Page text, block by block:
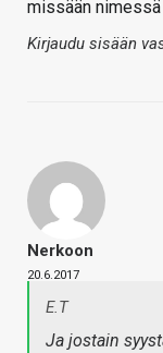
missään
Kirjaudu sisään
Nerkoon
20.6.2017
E.T
Ja jostain